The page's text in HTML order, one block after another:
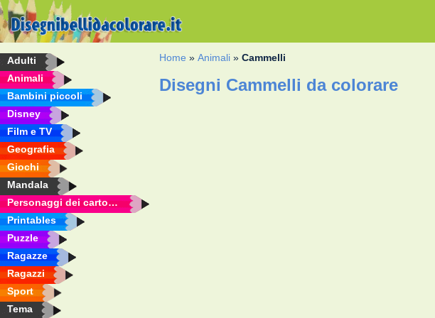
Adulti
Animali
Bambini piccoli
Disney
Film e TV
Geografia
Giochi
Mandala
Personaggi dei cartoni animati
Printables
Puzzle
Ragazze
Ragazzi
Sport
Tema
Home »Animali »Cammelli
Disegni Cammelli da colorare